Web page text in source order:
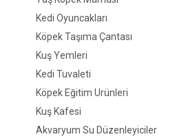
Kedi Oyuncakları
Köpek Taşıma Çantası
Kuş Yemleri
Kedi Tuvaleti
Köpek Eğitim Ürünleri
Kuş Kafesi
Akvaryum Su Düzenleyiciler